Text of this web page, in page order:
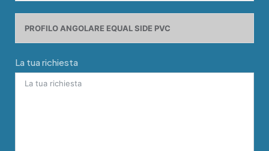
La tua richiesta